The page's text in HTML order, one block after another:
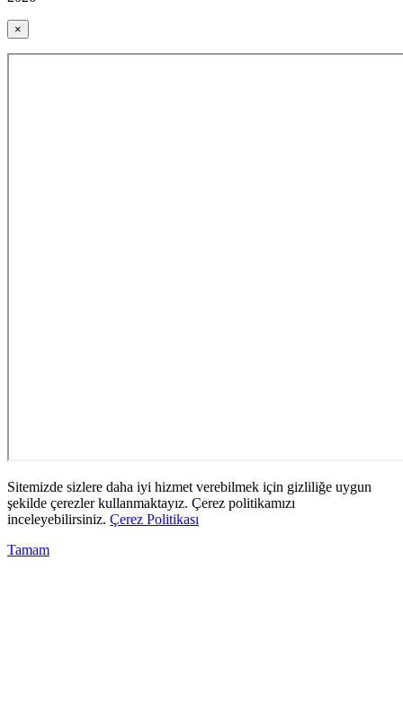
×
Sitemizde sizlere daha iyi hizmet verebilmek için gizliliğe uygun
şekilde çerezler kullanmaktayız. Çerez politikamızı
inceleyebilirsiniz. Çerez Politikası
Tamam